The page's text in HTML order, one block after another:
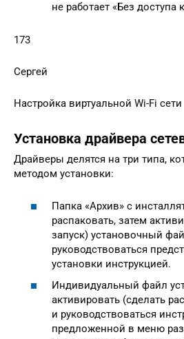
не работает «Без доступа
173
Сергей
Настройка виртуальной Wi-Fi сети
Установка драйвера
Драйверы делятся на три типа,
методом установки:
Папка «Архив» с
распаковать, затем
запуск) установочный
руководствоваться
установки инструкцией.
Индивидуальный файл
активировать (сделать
и руководствоваться
предложенной в меню